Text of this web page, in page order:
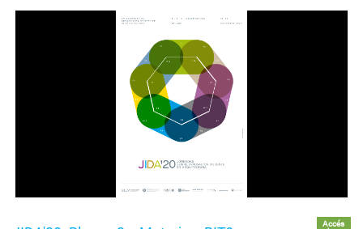
Accés